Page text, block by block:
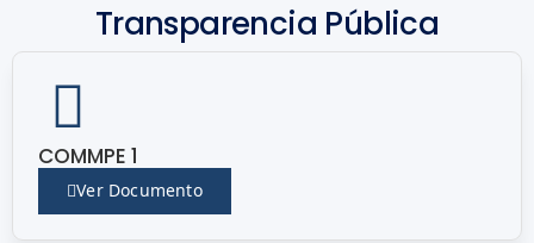
Transparencia Pública
COMMPE 1
Ver Documento